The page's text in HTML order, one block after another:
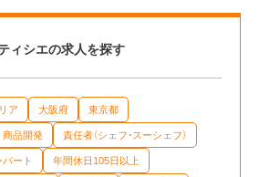
ィシエの求人を探す
ア 大阪府 東京都
商品開発 責任者（シェフ・スーシェフ）
パート 年間休日105日以上